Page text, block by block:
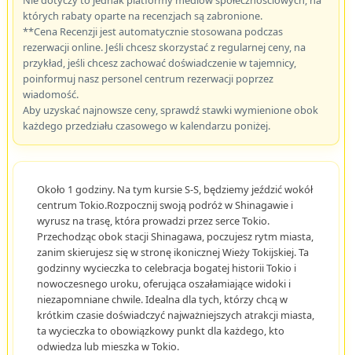
których rabaty oparte na recenzjach są zabronione.
**Cena Recenzji jest automatycznie stosowana podczas
rezerwacji online. Jeśli chcesz skorzystać z regularnej ceny, na
przykład, jeśli chcesz zachować doświadczenie w tajemnicy,
poinformuj nasz personel centrum rezerwacji poprzez
wiadomość.
Aby uzyskać najnowsze ceny, sprawdź stawki wymienione obok
każdego przedziału czasowego w kalendarzu poniżej.
Około 1 godziny. Na tym kursie S-S, będziemy jeździć wokół
centrum Tokio.Rozpocznij swoją podróż w Shinagawie i
wyrusz na trasę, która prowadzi przez serce Tokio.
Przechodząc obok stacji Shinagawa, poczujesz rytm miasta,
zanim skierujesz się w stronę ikonicznej Wieży Tokijskiej. Ta
godzinny wycieczka to celebracja bogatej historii Tokio i
nowoczesnego uroku, oferująca oszałamiające widoki i
niezapomniane chwile. Idealna dla tych, którzy chcą w
krótkim czasie doświadczyć najważniejszych atrakcji miasta,
ta wycieczka to obowiązkowy punkt dla każdego, kto
odwiedza lub mieszka w Tokio.